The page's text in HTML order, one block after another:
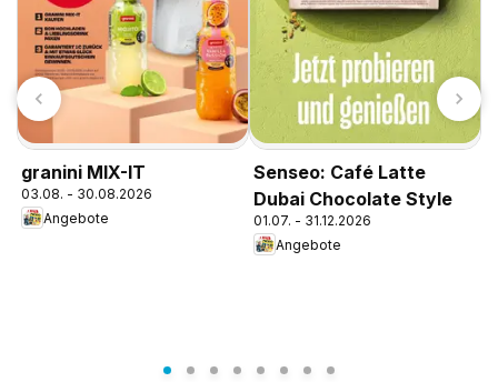
granini MIX-IT
03.08. - 30.08.2026
Angebote
Senseo: Café Latte
Dubai Chocolate Style
01.07. - 31.12.2026
Angebote